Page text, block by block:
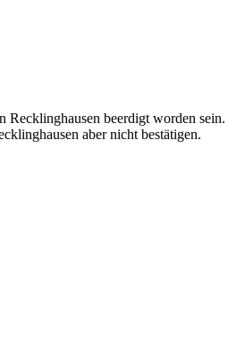
Recklinghausen beerdigt worden sein.
aber nicht bestätigen.